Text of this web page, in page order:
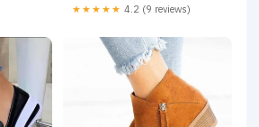
★★★★★ 4.2 (9 reviews)